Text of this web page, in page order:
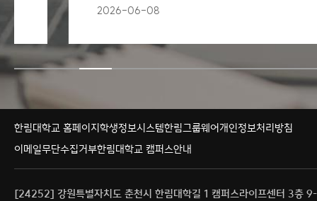
2026-06-08
한림대학교 홈페이지학생정보시스템한림그룹웨어개인정보처리방침
이메일무단수집거부한림대학교 캠퍼스안내
[24252] 강원특별자치도 춘천시 한림대학길 1 캠퍼스라이프센터 3층